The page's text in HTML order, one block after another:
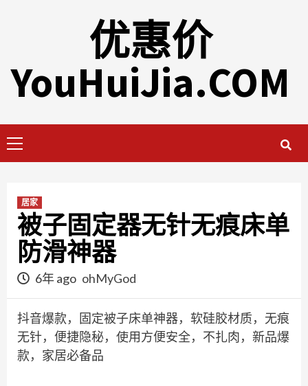
优惠价
YouHuiJia.COM
Menu
居家
被子固定器无针无痕床单
防滑神器
6年 ago ohMyGod
抖音爆款，固定被子床单神器，软硅胶材质，无痕
无针，便捷隐秘，使用方便安全，不扎肉，新品爆
款，家居必备品